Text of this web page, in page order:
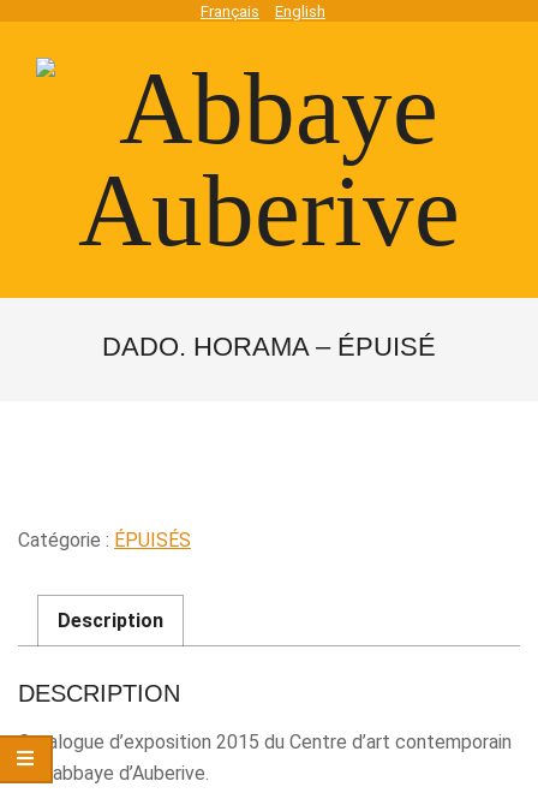
content
Français English
Abbaye
DADO. HORAMA – ÉPUISÉ
Catégorie : ÉPUISÉS
Description
DESCRIPTION
Catalogue d’exposition 2015 du Centre d’art contemporain
de l’abbaye d’Auberive.